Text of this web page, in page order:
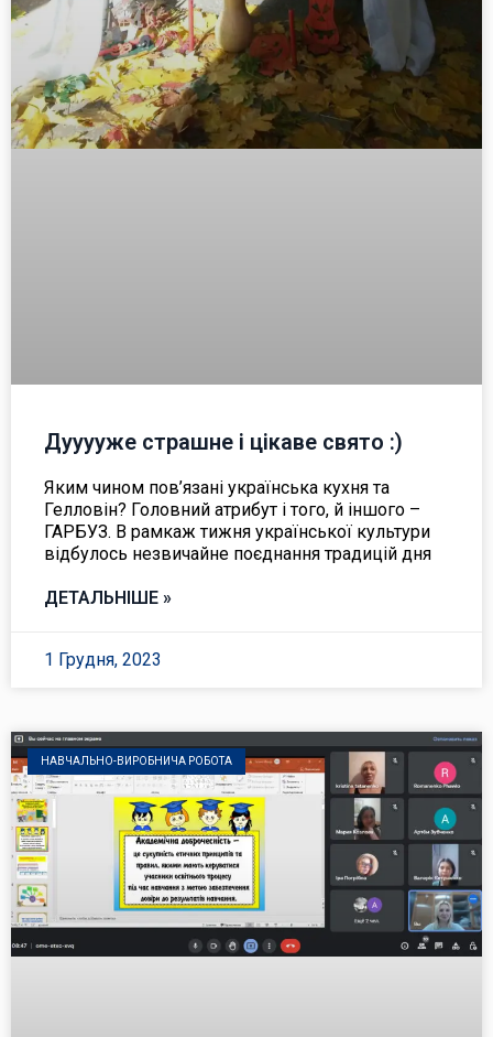
Дууууже страшне і цікаве свято :)
Яким чином пов’язані українська кухня та
Гелловін? Головний атрибут і того, й іншого –
ГАРБУЗ. В рамкаж тижня української культури
відбулось незвичайне поєднання традицій дня
ДЕТАЛЬНІШЕ »
1 Грудня, 2023
НАВЧАЛЬНО-ВИРОБНИЧА РОБОТА